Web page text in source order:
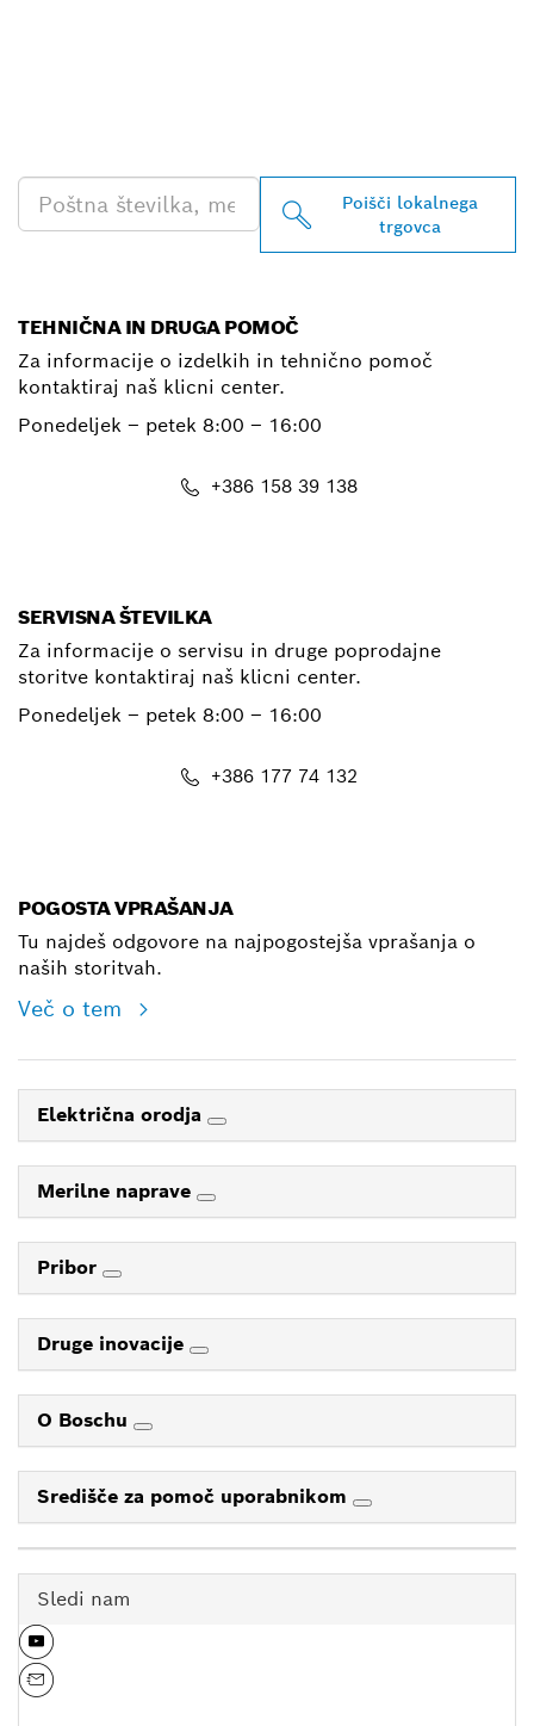
Poišči lokalnega
trgovca
TEHNIČNA IN DRUGA POMOČ
Za informacije o izdelkih in tehnično pomoč
kontaktiraj naš klicni center.
Ponedeljek – petek 8:00 – 16:00
+386 158 39 138
SERVISNA ŠTEVILKA
Za informacije o servisu in druge poprodajne
storitve kontaktiraj naš klicni center.
Ponedeljek – petek 8:00 – 16:00
+386 177 74 132
POGOSTA VPRAŠANJA
Tu najdeš odgovore na najpogostejša vprašanja o
naših storitvah.
Več o tem
Električna orodja
Merilne naprave
Pribor
Druge inovacije
O Boschu
Središče za pomoč uporabnikom
Sledi nam